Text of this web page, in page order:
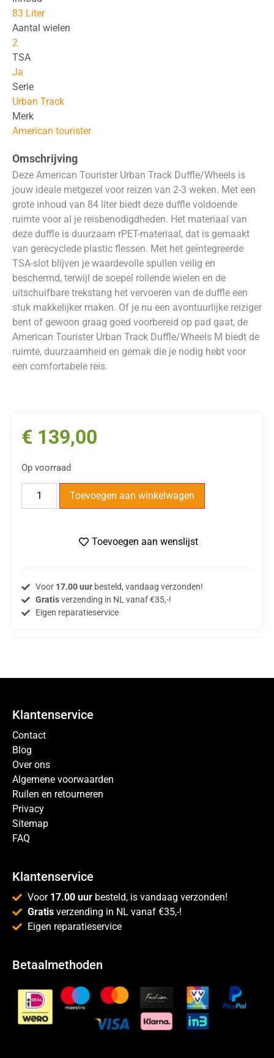
83 Liter
Aantal wielen
2
TSA
Ja
Serie
Urban Track
Merk
American tourister
Omschrijving
Deze American Tourister Urban Track Duffle/Wheels is
jouw ideale metgezel voor reizen van 2-3 weken. Met een
grote inhoud van 84 liter biedt deze duffle voldoende
ruimte voor al je reisbenodigdheden. Het materiaal van
deze duffle is duurzaam rPET-materiaal, dat is gemaakt
van gerecyclede plastic flessen. Met het geïntegreerde
TSA-slot blijven je waardevolle spullen veilig en
beschermd, terwijl de soepel rollende wielen en de
uitschuifbare trekstang het vervoeren van de duffle een
stuk makkelijker maken. Of je nu een avontuurlijke reiziger
bent of gewoon graag goed voorbereid op pad gaat, de
American Tourister Urban Track Duffle/Wheels M biedt de
ruimte, duurzaamheid en gemak die je nodig hebt voor
een comfortabele reis.
€ 139,00
Op voorraad
Toevoegen aan winkelwagen
Toevoegen aan wenslijst
Voor 17.00 uurbesteld, vandaag verzonden!
Gratisverzending in NL vanaf €35,-!
Eigen reparatieservice
Klantenservice
Contact
Blog
Over ons
Algemene voorwaarden
Ruilen en retourneren
Privacy
Sitemap
FAQ
Klantenservice
Voor 17.00 uur besteld, is vandaag verzonden!
Gratis verzending in NL vanaf €35,-!
Eigen reparatieservice
Betaalmethoden